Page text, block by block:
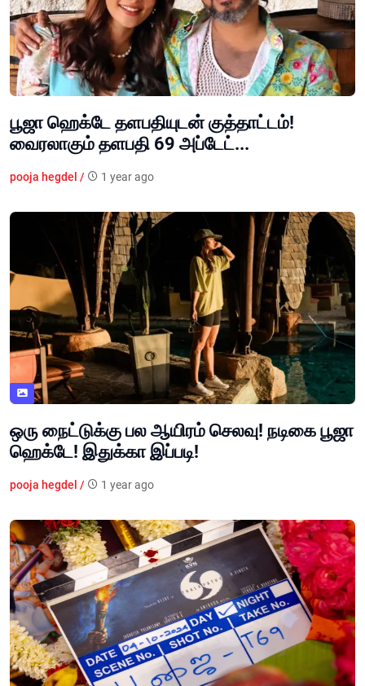
பூஜா ஹெக்டே தளபதியுடன் குத்தாட்டம்!
வைரலாகும் தளபதி 69 அப்டேட்...
pooja hegdel / 1 year ago
ஒரு நைட்டுக்கு பல ஆயிரம் செலவு! நடிகை பூஜா
ஹெக்டே! இதுக்கா இப்படி!
pooja hegdel / 1 year ago